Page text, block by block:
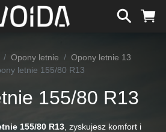
Opony letnie
Opony letnie 13
letnie 155/80 R13
155/80 R13
155/80 R13 , zyskujesz komfort i